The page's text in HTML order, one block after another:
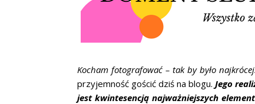
Kocham fotografować – tak by było
przyjemność gościć dziś na blogu. Jego
jest kwintesencją najważniejszych